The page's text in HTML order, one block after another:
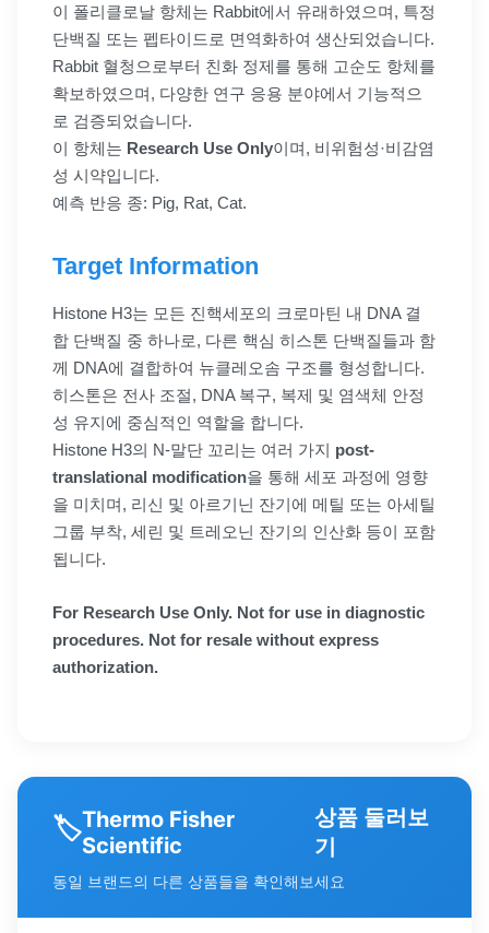
이 폴리클로날 항체는 Rabbit에서 유래하였으며, 특정
단백질 또는 펩타이드로 면역화하여 생산되었습니다.
Rabbit 혈청으로부터 친화 정제를 통해 고순도 항체를
확보하였으며, 다양한 연구 응용 분야에서 기능적으
로 검증되었습니다.
이 항체는 Research Use Only이며, 비위험성·비감염
성 시약입니다.
예측 반응 종: Pig, Rat, Cat.
Target Information
Histone H3는 모든 진핵세포의 크로마틴 내 DNA 결
합 단백질 중 하나로, 다른 핵심 히스톤 단백질들과 함
께 DNA에 결합하여 뉴클레오솜 구조를 형성합니다.
히스톤은 전사 조절, DNA 복구, 복제 및 염색체 안정
성 유지에 중심적인 역할을 합니다.
Histone H3의 N-말단 꼬리는 여러 가지 post-
translational modification을 통해 세포 과정에 영향
을 미치며, 리신 및 아르기닌 잔기에 메틸 또는 아세틸
그룹 부착, 세린 및 트레오닌 잔기의 인산화 등이 포함
됩니다.
For Research Use Only. Not for use in diagnostic
procedures. Not for resale without express
authorization.
🏷️Thermo Fisher
Scientific
상품 둘러보
기
동일 브랜드의 다른 상품들을 확인해보세요